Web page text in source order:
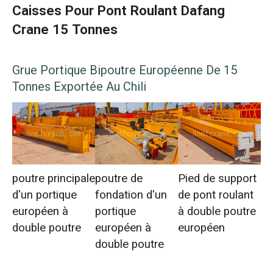
Caisses Pour Pont Roulant Dafang
Crane 15 Tonnes
Grue Portique Bipoutre Européenne De 15
Tonnes Exportée Au Chili
poutre principale
d'un portique
européen à
double poutre
poutre de
fondation d'un
portique
européen à
double poutre
Pied de support
de pont roulant
à double poutre
européen